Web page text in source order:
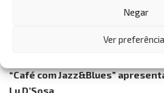
Negar
Ver
encontram-se disponíveis em
“Café com Jazz&Blues”
Lu D’Sosa